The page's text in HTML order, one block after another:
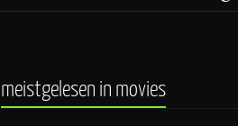
meistgelesen in movies